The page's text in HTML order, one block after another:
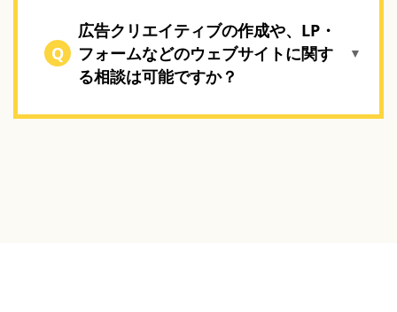
Q
広告クリエイティブの作成や、LP・
フォームなどのウェブサイトに関す
る相談は可能ですか？
▼